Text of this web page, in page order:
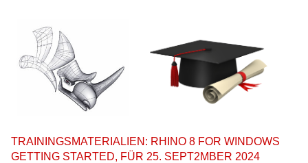
TRAININGSMATERIALIEN: RHINO 8 FOR WINDOWS
GETTING STARTED, FÜR 25. SEPT2MBER 2024